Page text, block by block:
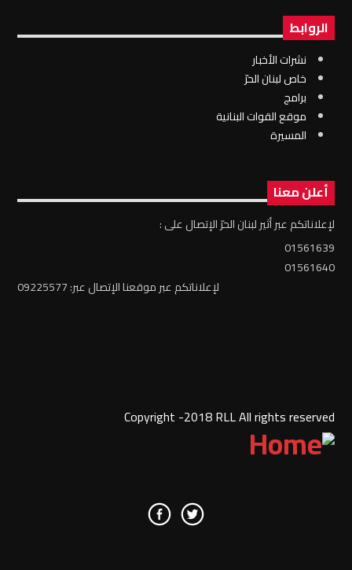
الروابط
نشرات الأخبار
خاص لبنان الحرّ
برامج
موقع القوات البنانية
المسيرة
أعلن معنا
لإعلاناتكم عبر أثير لبنان الحرّ الإتصال على :
01561639
01561640
لإعلاناتكم عبر موقعنا الإتصال عبر: 09225577
Copyright -2018 RLL All rights reserved